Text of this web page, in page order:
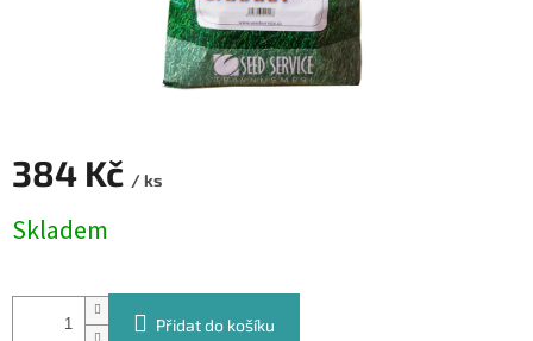
384 Kč / ks
cena:
Skladem
Přidat do košíku